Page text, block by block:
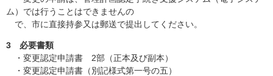
ム）では行うことはできませんの
で、市に直接持参又は郵送で提出してください。
3 必要書類
・変更認定申請書 2部（正本及び副本）
・変更認定申請書（別記様式第一号の五）